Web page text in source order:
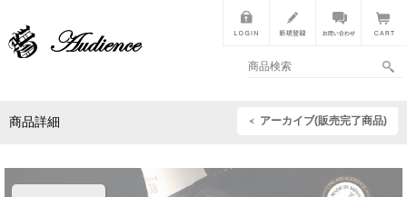
商品詳細 アーカイブ(販売完了商品)